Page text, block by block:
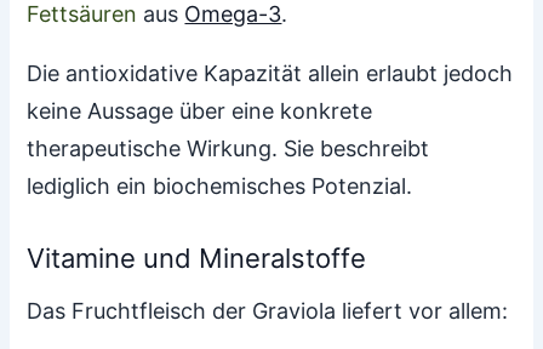
Fettsäuren aus Omega-3.
Die antioxidative Kapazität allein erlaubt jedoch
keine Aussage über eine konkrete
therapeutische Wirkung. Sie beschreibt
lediglich ein biochemisches Potenzial.
Vitamine und Mineralstoffe
Das Fruchtfleisch der Graviola liefert vor allem: